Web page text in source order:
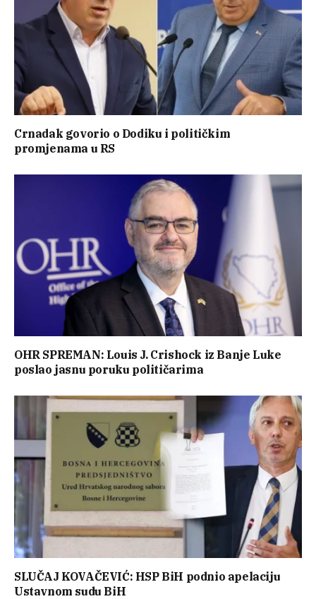
Crnadak govorio o Dodiku i političkim
promjenama u RS
OHR SPREMAN: Louis J. Crishock iz Banje Luke
poslao jasnu poruku političarima
SLUČAJ KOVAČEVIĆ: HSP BiH podnio apelaciju
Ustavnom sudu BiH